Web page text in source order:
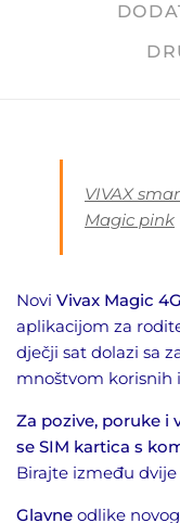
VIVAX
Magic pink
Novi Vivax Magic 4G
aplikacijom za
dječji sat dolazi sa
mnoštvom korisnih i
Za pozive, poruke i
se SIM kartica s
Birajte između
Glavne odlike